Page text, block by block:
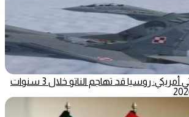
أمريكي: روسيا قد تهاجم الناتو خلال 3 سنوات